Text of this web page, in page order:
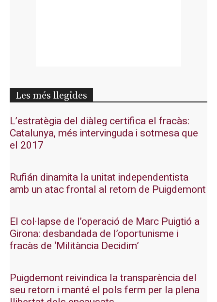
Les més llegides
L’estratègia del diàleg certifica el fracàs:
Catalunya, més intervinguda i sotmesa que
el 2017
Rufián dinamita la unitat independentista
amb un atac frontal al retorn de Puigdemont
El col·lapse de l’operació de Marc Puigtió a
Girona: desbandada de l’oportunisme i
fracàs de ‘Militància Decidim’
Puigdemont reivindica la transparència del
seu retorn i manté el pols ferm per la plena